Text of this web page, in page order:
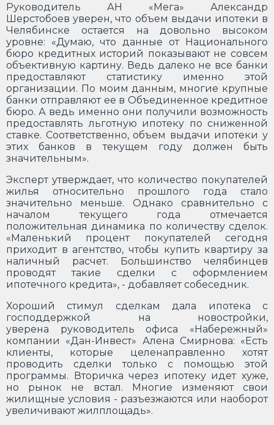
Руководитель АН «Мега» Александр
Шерстобоев уверен, что объем выдачи ипотеки в
Челябинске остается на довольно высоком
уровне: «Думаю, что данные от Национального
бюро кредитных историй показывают не совсем
объективную картину. Ведь далеко не все банки
предоставляют статистику именно этой
организации. По моим данным, многие крупные
банки отправляют ее в Объединенное кредитное
бюро. А ведь именно они получили возможность
предоставлять льготную ипотеку по сниженной
ставке. Соответственно, объем выдачи ипотеки у
этих банков в текущем году должен быть
значительным».
Эксперт утверждает, что количество покупателей
жилья относительно прошлого года стало
значительно меньше. Однако сравнительно с
началом текущего года отмечается
положительная динамика по количеству сделок.
«Маленький процент покупателей сегодня
приходит в агентство, чтобы купить квартиру за
наличный расчет. Большинство челябинцев
проводят такие сделки с оформлением
ипотечного кредита», - добавляет собеседник.
Хороший стимул сделкам дала ипотека с
господдержкой на новостройки,
уверена руководитель офиса «Набережный»
компании «Дан-Инвест» Алена Смирнова: «Есть
клиенты, которые целенаправленно хотят
проводить сделки только с помощью этой
программы. Вторичка через ипотеку идет хуже,
но рынок не встал. Многие изменяют свои
жилищные условия - разъезжаются или наоборот
увеличивают жилплощадь».